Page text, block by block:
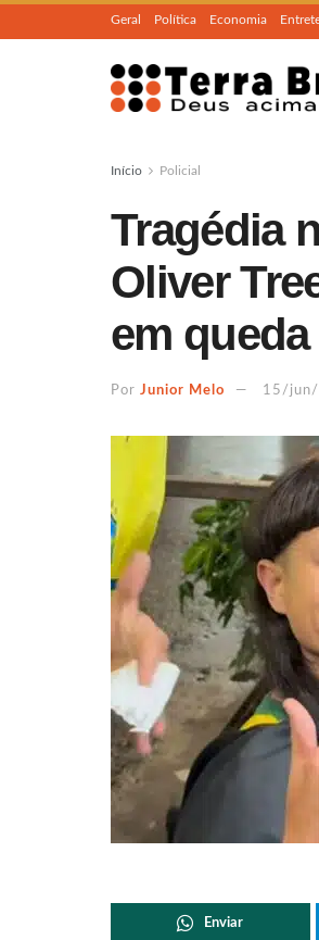
Geral Política Economia
Início Policial
Tragédia
Oliver
em
Por Junior Melo 15/
Enviar